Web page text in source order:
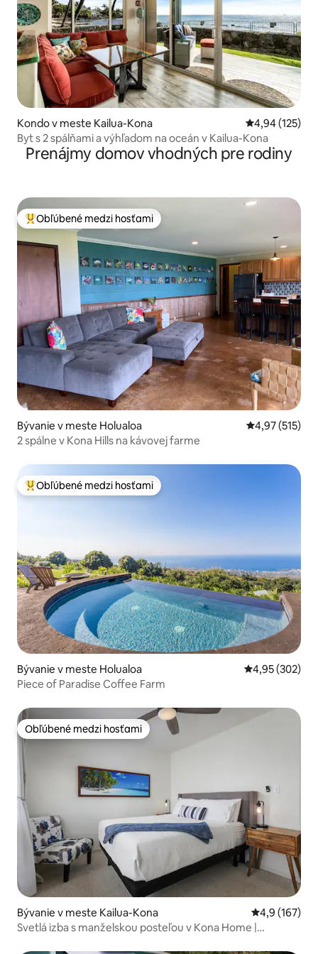
Kondo v meste Kailua-Kona Priemerné
4,94 (125)
Byt s 2 spálňami a výhľadom na oceán v Kailua-Kona
Prenájmy domov vhodných pre rodiny
Najobľúbenejšie medzi hosťami
Obľúbené medzi hosťami
Bývanie v meste Holualoa Priemerné
4,97 (515)
2 spálne v Kona Hills na kávovej farme
Najobľúbenejšie medzi hosťami
Obľúbené medzi hosťami
Bývanie v meste Holualoa Priemerné
4,95 (302)
Piece of Paradise Coffee Farm
Obľúbené medzi hosťami
Obľúbené medzi hosťami
Bývanie v meste Kailua-Kona Priemerné
4,9 (167)
Svetlá izba s manželskou posteľou v Kona Home |